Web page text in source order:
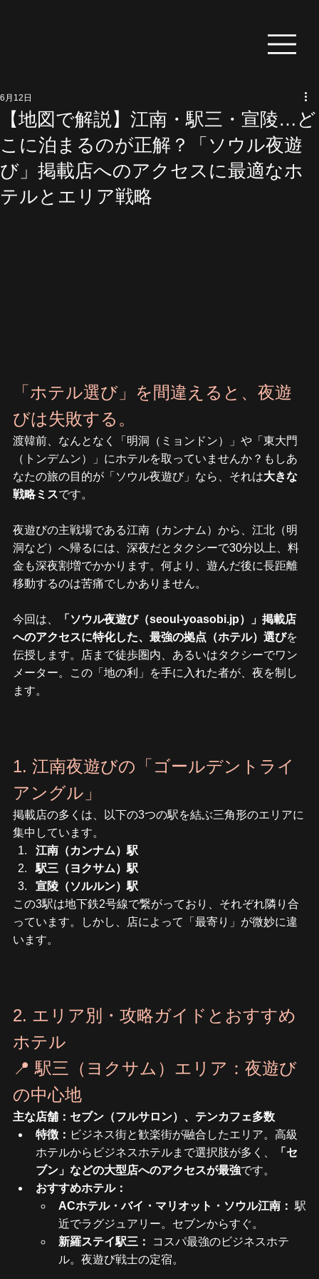
【地図で解説】江南・駅三・宣陵…ど
こに泊まるのが正解？「ソウル夜遊
び」掲載店へのアクセスに最適なホ
テルとエリア戦略
6月12日
「ホテル選び」を間違えると、夜遊
びは失敗する。
渡韓前、なんとなく「明洞（ミョンドン）」や「東大門
（トンデムン）」にホテルを取っていませんか？もしあ
なたの旅の目的が「ソウル夜遊び」なら、それは大きな
戦略ミスです。
夜遊びの主戦場である江南（カンナム）から、江北（明
洞など）へ帰るには、深夜だとタクシーで30分以上、料
金も深夜割増でかかります。何より、遊んだ後に長距離
移動するのは苦痛でしかありません。
今回は、
「ソウル夜遊び（seoul-yoasobi.jp）」掲載店
へのアクセスに特化した、最強の拠点（ホテル）選びを
伝授します。店まで徒歩圏内、あるいはタクシーでワン
メーター。この「地の利」を手に入れた者が、夜を制し
ます。
1. 江南夜遊びの「ゴールデントライ
アングル」
掲載店の多くは、以下の3つの駅を結ぶ三角形のエリアに
集中しています。
江南（カンナム）駅
駅三（ヨクサム）駅
宣陵（ソルルン）駅
この3駅は地下鉄2号線で繋がっており、それぞれ隣り合
っています。しかし、店によって「最寄り」が微妙に違
います。
2. エリア別・攻略ガイドとおすすめ
ホテル
📍 駅三（ヨクサム）エリア：夜遊び
の中心地
主な店舗：セブン（フルサロン）、テンカフェ多数
特徴： ビジネス街と歓楽街が融合したエリア。高級
ホテルからビジネスホテルまで選択肢が多く、
「セ
ブン」などの大型店へのアクセスが最強です。
おすすめホテル：
ACホテル・バイ・マリオット・ソウル江南： 駅
近でラグジュアリー。セブンからすぐ。
新羅ステイ駅三：
コスパ最強のビジネスホテ
ル。夜遊び戦士の定宿。